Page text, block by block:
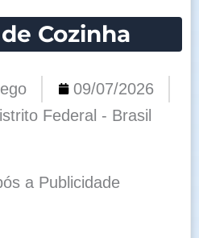
Cozinha
09/07/2026
Federal - Brasil
a Publicidade